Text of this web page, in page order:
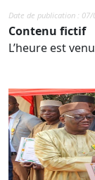
Date de publication :
Contenu fictif
L’heure est